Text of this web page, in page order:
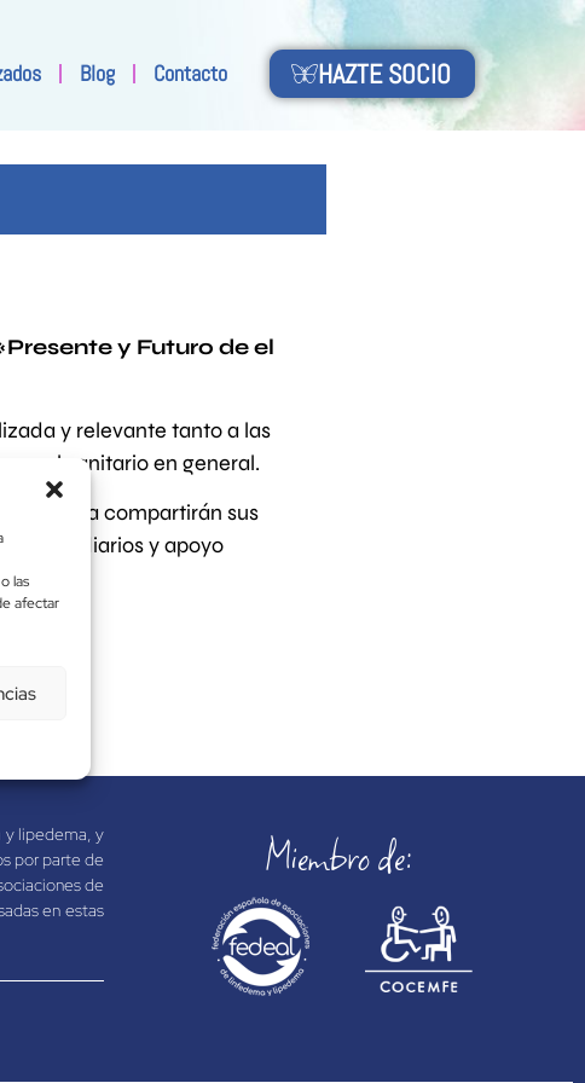
las
afectar
Blog Contacto HAZTE SOCIO
y Futuro de el
y relevante tanto a las
sanitario en general.
compartirán sus
diarios y apoyo
y lipedema, y
por parte de
de
en estas
Miembro de: